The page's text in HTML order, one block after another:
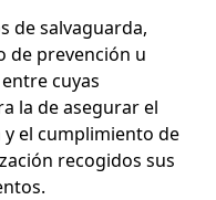
de salvaguarda,
de prevención u
cuyas
la de asegurar el
el cumplimiento de
recogidos sus